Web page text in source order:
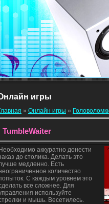
игры
» Онлайн игры »
TumbleWaiter
аккуратно донести
до столика. Делать это
медленно. Есть
количество
С каждым уровнем это
все сложнее. Для
используйте
и мышь. Весетилесь.